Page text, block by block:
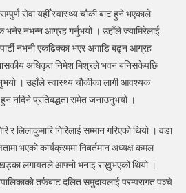
सेवा यहीँ स्वास्थ्य चौकी बाट हुने भएकाले
नभन्न आग्रह गर्नुभयो । उहाँले ज्यामिरेलाई
पार्टी नभनी एकढिक्का भएर अगाडि बढ्न आग्रह
अधिकृत निमेश मिश्रले भवन बनिसकेपछि
। उहाँले स्वास्थ्य चौकीका लागी आवश्यक
नदिने प्रतिबद्धता समेत जनाउनुभयो ।
र लिलाकुमारि गिरिलाई सम्मान गरिएको थियो । वडा
भएको कार्यक्रममा निबर्तमान अध्यक्ष कमल
लगायतले आफ्नो भनाइ राख्नुभएको थियो ।
तर्फबाट दलित समुदायलाई परम्परागत पञ्चे